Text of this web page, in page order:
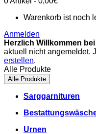
Warenkorb ist noch
Anmelden
Herzlich Willkommen
aktuell nicht angemeldet.
erstellen.
Alle Produkte
Alle Produkte
Sarggarnituren
Urnen